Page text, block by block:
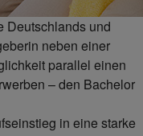
Deutschlands und
neben einer
parallel einen
– den Bachelor
in eine starke